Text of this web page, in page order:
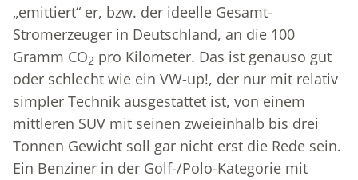
„emittiert“ er, bzw. der ideelle Gesamt-
Stromerzeuger in Deutschland, an die 100
Gramm CO2 pro Kilometer. Das ist genauso gut
oder schlecht wie ein VW-up!, der nur mit relativ
simpler Technik ausgestattet ist, von einem
mittleren SUV mit seinen zweieinhalb bis drei
Tonnen Gewicht soll gar nicht erst die Rede sein.
Ein Benziner in der Golf-/Polo-Kategorie mit